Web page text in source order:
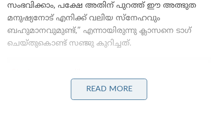
സംഭവിക്കാം, പക്ഷേ അതിന് പുറത്ത് ഈ അത്ഭുത
മനുഷ്യനോട് എനിക്ക് വലിയ സ്നേഹവും
ബഹുമാനവുമുണ്ട്,” എന്നായിരുന്നു ക്ലാസനെ ടാഗ്
ചെയ്തുകൊണ്ട് സഞ്ജു കുറിച്ചത്.
READ MORE